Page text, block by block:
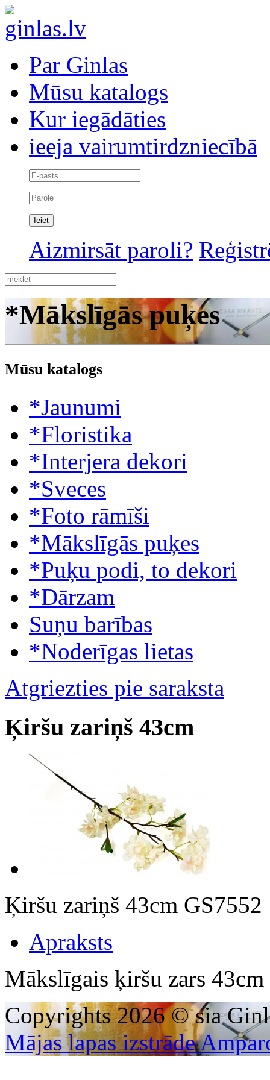
Par Ginlas
Mūsu katalogs
Kur iegādāties
ieeja vairumtirdzniecībā
Aizmirsāt paroli?
*Mākslīgās puķes
Mūsu katalogs
*Jaunumi
*Floristika
*Interjera dekori
*Sveces
*Foto rāmīši
*Mākslīgās puķes
*Puķu podi, to dekori
*Dārzam
Suņu barības
*Noderīgas lietas
Atgriezties pie saraksta
Ķiršu zariņš 43cm
Ķiršu zariņš 43cm GS7552
Apraksts
Mākslīgais ķiršu zars 43cm
Copyrights 2026 © sia
Mājas lapas izstrāde